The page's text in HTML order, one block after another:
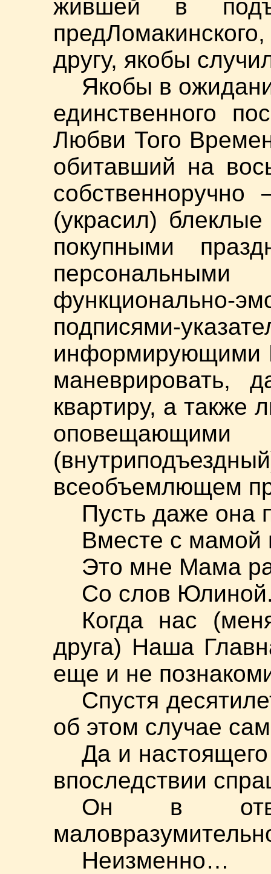
жившей в
другу, якобы
Якобы в
единственного
Любви Того
обитавший на
(украсил)
покупными
функционально-
подписями-
информирующими
маневрировать,
квартиру, а также
всеобъемлющем
Пусть даже она
Вместе с
Это мне Мама
Со слов
Когда нас
друга) Наша
еще и не
Спустя
об этом случае
Да и
впоследствии
Он в
Неизменно…